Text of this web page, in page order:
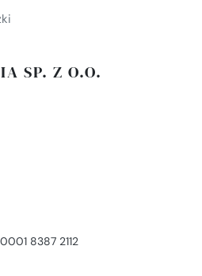
SP. Z O.O.
8387 2112